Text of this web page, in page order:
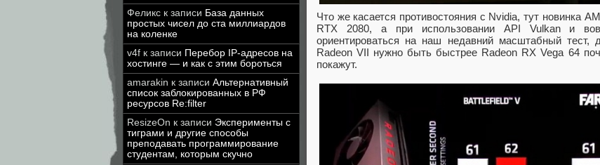
Феликс к записи База данных
простых чисел до ста миллиардов
на коленке
v4f к записи Перебор IP-адресов на
хостинге — и как с этим бороться
amarakin к записи Альтернативный
список заблокированных в РФ
ресурсов Re:filter
ResizeOn к записи Эксперименты с
тиграми и другие способы
преподавать программирование
студентам, которым скучно
Что же касается противостояния с Nvidia, тут новинка
RTX 2080, а при использовании API Vulkan и
ориентироваться на наш недавний масштабный тест,
Radeon VII нужно быть быстрее Radeon RX Vega 64
покажут.